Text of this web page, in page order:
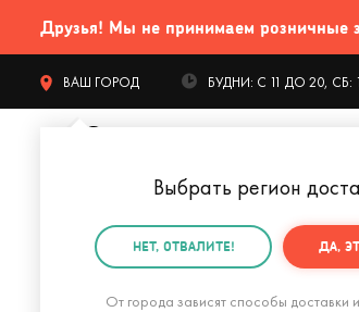
Друзья! Мы не принимаем розничные
ВАШ ГОРОД
Выбрать регион
НЕТ, ОТВАЛИТЕ! ДА,
От города зависят способы доставки
БУДНИ: С 11 ДО 20,
Главная Гаджеты и устройства